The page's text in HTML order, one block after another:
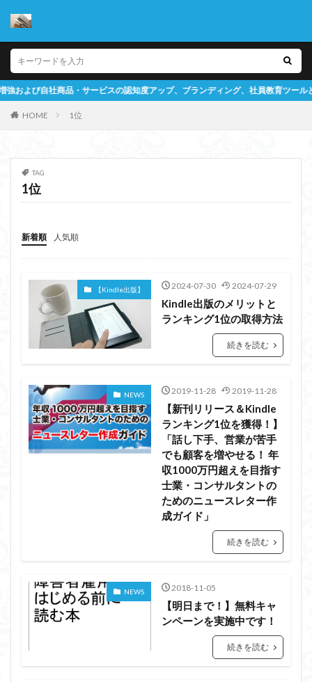
ビスの認知度アップ、ブランディング、社員教育ツールとしての書籍作成をサ
HOME 1位
TAG
1位
新着順 人気順
【Kindle出版】 2024-07-30 2024-07-29
Kindle出版のメリットと
ランキング1位の取得方法
続きを読む
NEWS 2019-11-28 2019-11-28
【新刊リリース＆Kindle
ランキング1位を獲得！】
「話し下手、営業が苦手
でも顧客を増やせる！ 年
収1000万円超えを目指す
士業・コンサルタントの
ためのニュースレター作
成ガイド」
続きを読む
NEWS 2018-11-05
【明日まで！】無料キャ
ンペーンを実施中です！
続きを読む